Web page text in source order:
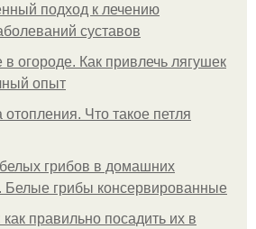
подход к лечению
суставов
огороде. Как привлечь лягушек
опыт
Что такое петля
грибов в домашних
Белые грибы консервированные
правильно посадить их в